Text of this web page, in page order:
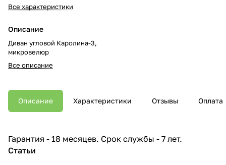
Все характеристики
Описание
Диван угловой Каролина-3,
микровелюр
Все описание
Описание Характеристики Отзывы Оплата
Гарантия - 18 месяцев. Срок службы - 7 лет.
Статьи